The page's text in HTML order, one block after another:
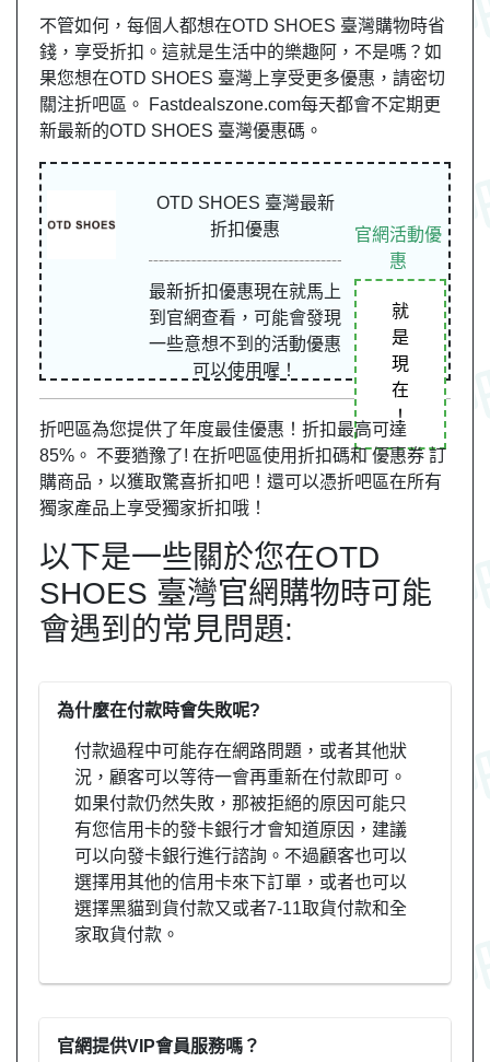
不管如何，每個人都想在OTD SHOES 臺灣購物時省
錢，享受折扣。這就是生活中的樂趣阿，不是嗎？如
果您想在OTD SHOES 臺灣上享受更多優惠，請密切
關注折吧區。 Fastdealszone.com每天都會不定期更
新最新的OTD SHOES 臺灣優惠碼。
OTD SHOES 臺灣最新
折扣優惠
最新折扣優惠現在就馬上
到官網查看，可能會發現
一些意想不到的活動優惠
可以使用喔！
官網活動優
惠
就
是
現
在
！
折吧區為您提供了年度最佳優惠！折扣最高可達
85%。 不要猶豫了! 在折吧區使用折扣碼和 優惠券 訂
購商品，以獲取驚喜折扣吧！還可以憑折吧區在所有
獨家產品上享受獨家折扣哦！
以下是一些關於您在OTD
SHOES 臺灣官網購物時可能
會遇到的常見問題:
為什麼在付款時會失敗呢?
付款過程中可能存在網路問題，或者其他狀
況，顧客可以等待一會再重新在付款即可。
如果付款仍然失敗，那被拒絕的原因可能只
有您信用卡的發卡銀行才會知道原因，建議
可以向發卡銀行進行諮詢。不過顧客也可以
選擇用其他的信用卡來下訂單，或者也可以
選擇黑貓到貨付款又或者7-11取貨付款和全
家取貨付款。
官網提供VIP會員服務嗎？